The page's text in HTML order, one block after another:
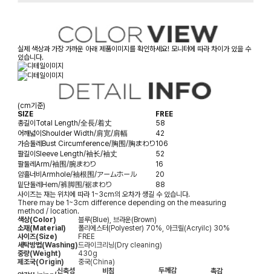
실제 색상과 가장 가까운 아래 제품이미지를 확인하세요! 모니터에 따라 차이가 있을 수
있습니다.
(cm기준)
SIZE
FREE
총길이 Total Length/全長/着丈
58
어깨넓이 Shoulder Width/肩宽/肩幅
42
가슴둘레 Bust Circumference/胸围/胸まわり106
팔길이 Sleeve Length/袖长/袖丈
52
팔둘레 Arm/袖围/腕まわり
16
암홀너비 Armhole/袖根围/アームホール
20
밑단둘레 Hem/裤脚围/裾まわり
88
사이즈는 재는 위치에 따라 1~3cm의 오차가 생길 수 있습니다.
There may be 1~3cm difference depending on the measuring
method / location.
색상(Color)
블루(Blue), 브라운(Brown)
소재(Material)
폴리에스터(Polyester) 70%, 아크릴(Acryilc) 30%
사이즈(Size)
FREE
세탁방법(Washing)드라이크리닝(Dry cleaning)
중량(Weight)
430g
제조국(Origin)
중국(China)
신축성 비침 두께감 촉감